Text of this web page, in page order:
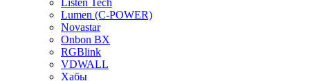
Lumen (С-POWER)
Novastar
Onbon BX
RGBlink
VDWALL
Хабы